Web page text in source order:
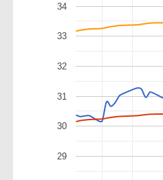
29
30
31
32
33
34